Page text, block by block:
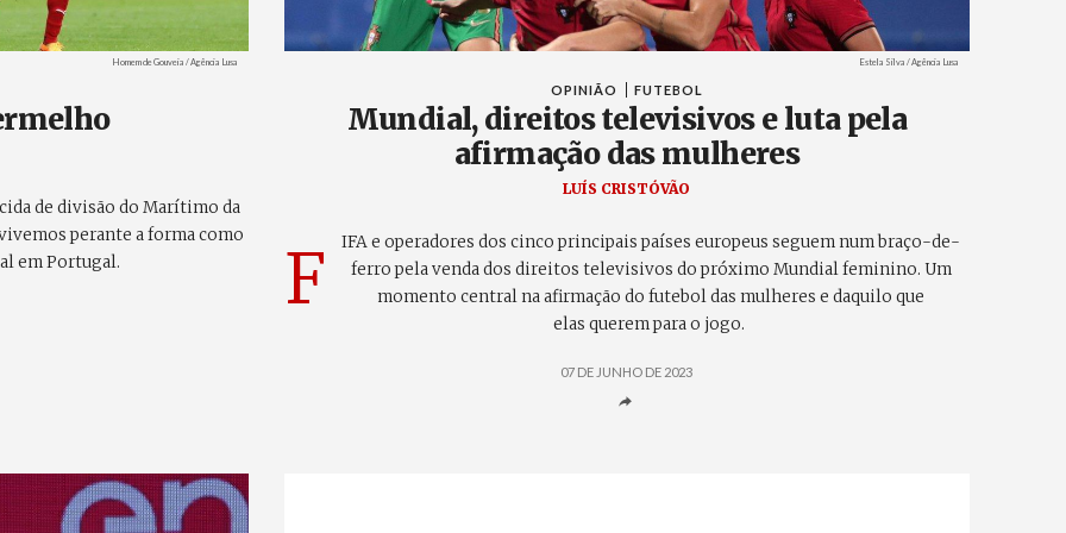
Créditos
Homem de Gouveia / Agência Lusa
de divisão do Marítimo da
perante a forma como
em Portugal.
Créditos
Estela Silva / Agência Lusa
OPINIÃO FUTEBOL
Mundial, direitos televisivos e luta pela
afirmação das mulheres
LUÍS CRISTÓVÃO
F
IFA e operadores dos cinco principais países europeus seguem num braço-de-
ferro pela venda dos direitos televisivos do próximo Mundial feminino. Um
momento central na afirmação do futebol das mulheres e daquilo que
elas querem para o jogo.
07 DE JUNHO DE 2023